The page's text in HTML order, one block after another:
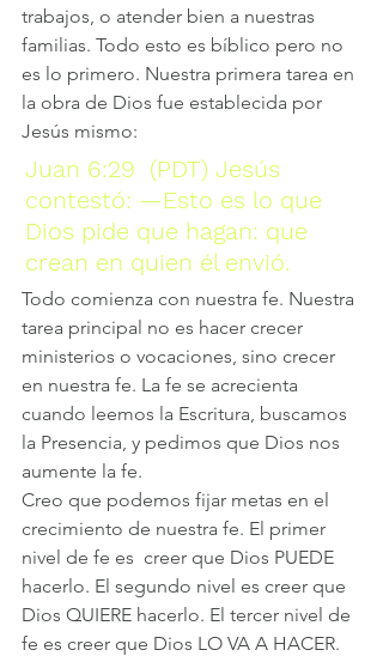
trabajos, o atender bien a nuestras
familias. Todo esto es bíblico pero no
es lo primero. Nuestra primera tarea en
la obra de Dios fue establecida por
Jesús mismo:
Juan 6:29  (PDT) Jesús
contestó: —Esto es lo que
Dios pide que hagan: que
crean en quien él envió.
Todo comienza con nuestra fe. Nuestra
tarea principal no es hacer crecer
ministerios o vocaciones, sino crecer
en nuestra fe. La fe se acrecienta
cuando leemos la Escritura, buscamos
la Presencia, y pedimos que Dios nos
aumente la fe.
Creo que podemos fijar metas en el
crecimiento de nuestra fe. El primer
nivel de fe es  creer que Dios PUEDE
hacerlo. El segundo nivel es creer que
Dios QUIERE hacerlo. El tercer nivel de
fe es creer que Dios LO VA A HACER.